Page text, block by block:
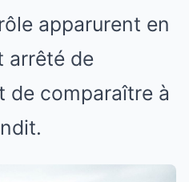
apparurent en
arrêté de
de comparaître à